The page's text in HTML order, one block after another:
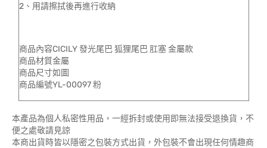
2、用請擦拭後再進行收納
商品內容CICILY 發光尾巴 狐狸尾巴 肛塞 金屬款
商品材質金屬
商品尺寸如圖
商品編號YL-00097 粉
本產品為個人私密性用品，一經拆封或使用即無法接受退換貨，不
便之處敬請見諒
本商出貨時皆以隱密之包裝方式出貨，外包裝不會出現任何情趣商